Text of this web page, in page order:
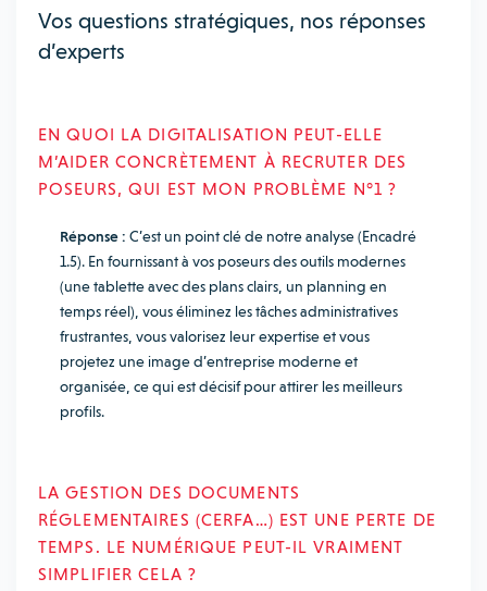
Vos questions stratégiques, nos réponses
d’experts
EN QUOI LA DIGITALISATION PEUT-ELLE
M’AIDER CONCRÈTEMENT À RECRUTER DES
POSEURS, QUI EST MON PROBLÈME N°1 ?
Réponse : C’est un point clé de notre analyse (Encadré
1.5). En fournissant à vos poseurs des outils modernes
(une tablette avec des plans clairs, un planning en
temps réel), vous éliminez les tâches administratives
frustrantes, vous valorisez leur expertise et vous
projetez une image d’entreprise moderne et
organisée, ce qui est décisif pour attirer les meilleurs
profils.
LA GESTION DES DOCUMENTS
RÉGLEMENTAIRES (CERFA…) EST UNE PERTE DE
TEMPS. LE NUMÉRIQUE PEUT-IL VRAIMENT
SIMPLIFIER CELA ?